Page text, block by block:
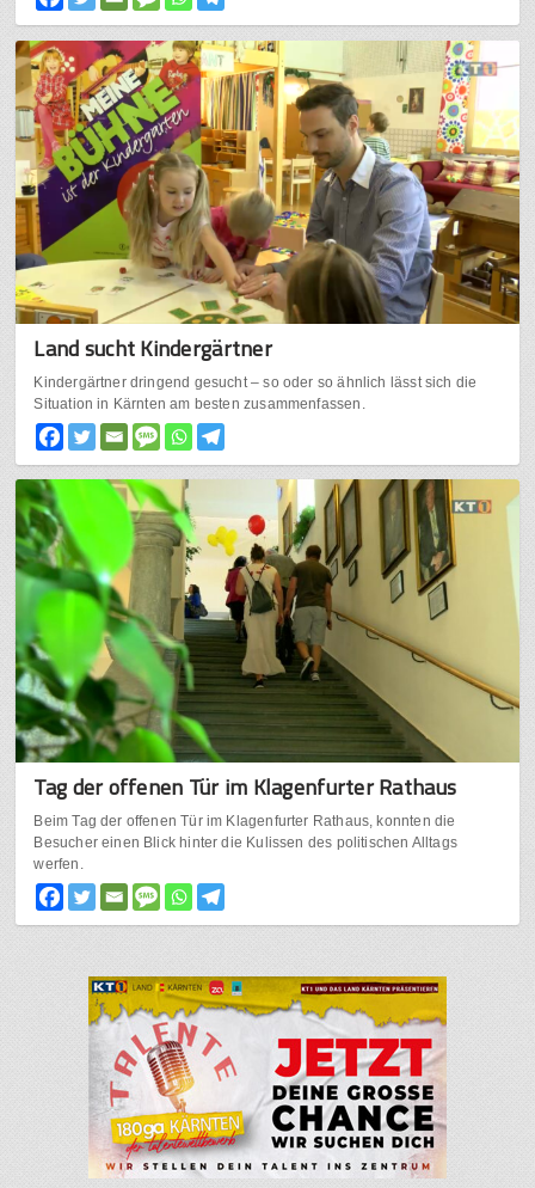
Land sucht Kindergärtner
Kindergärtner dringend gesucht – so oder so ähnlich lässt sich die
Situation in Kärnten am besten zusammenfassen.
Tag der offenen Tür im Klagenfurter Rathaus
Beim Tag der offenen Tür im Klagenfurter Rathaus, konnten die
Besucher einen Blick hinter die Kulissen des politischen Alltags
werfen.